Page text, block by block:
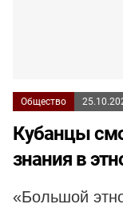
Общество
Кубанцы
знания в
«Большой